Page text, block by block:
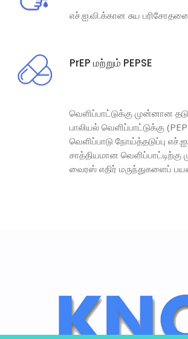
எச்.ஐ.வி.க்கான சுய
PrEP மற்றும் PEPSE
வெளிப்பாட்டுக்கு முன்னான
பாலியல் வெளிப்பாட்டுக்கு
வெளிப்பாடு நோய்த்தடுப்பு
சாத்தியமான வெளிப்பாட்டிற்கு
வைரஸ் எதிர் மருந்துகளைப்